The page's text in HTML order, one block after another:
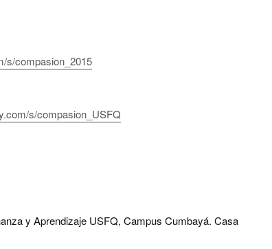
s/compasion_2015
s/compasion_USFQ
y Aprendizaje USFQ, Campus Cumbayá. Casa